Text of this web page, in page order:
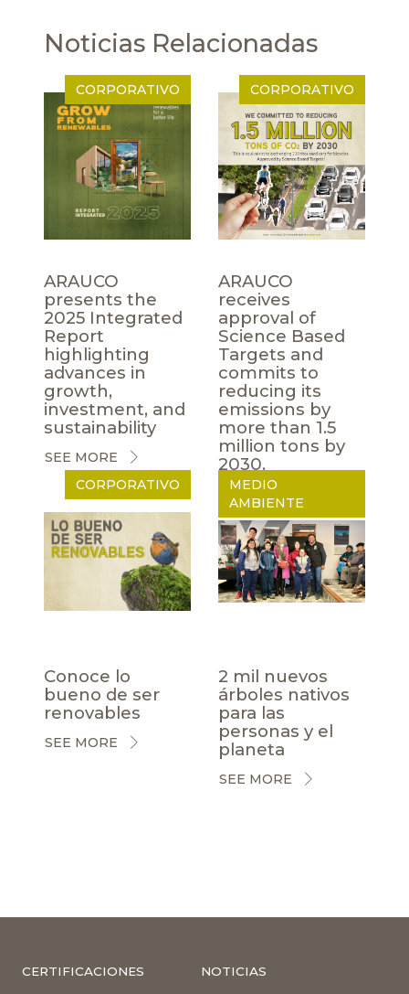
Noticias Relacionadas
CORPORATIVO
ARAUCO
presents the
2025 Integrated
Report
highlighting
advances in
growth,
investment, and
sustainability
SEE MORE
CORPORATIVO
ARAUCO
receives
approval of
Science Based
Targets and
commits to
reducing its
emissions by
more than 1.5
million tons by
2030.
SEE MORE
CORPORATIVO
Conoce lo
bueno de ser
renovables
SEE MORE
MEDIO
AMBIENTE
2 mil nuevos
árboles nativos
para las
personas y el
planeta
SEE MORE
CERTIFICACIONES NOTICIAS